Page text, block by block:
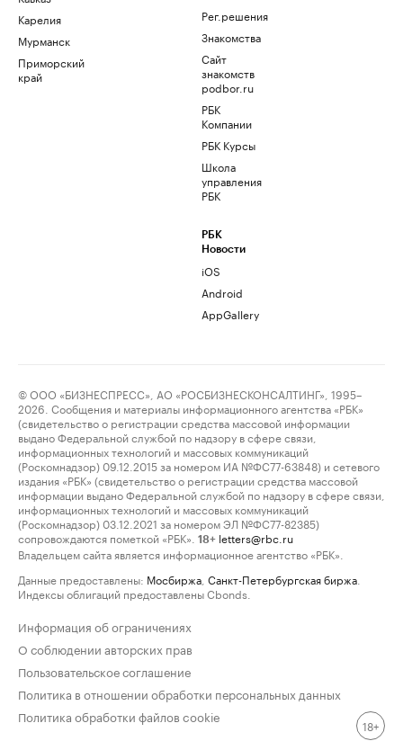
Карелия
Мурманск
Приморский
край
Рег.решения
Знакомства
Сайт
знакомств
podbor.ru
РБК
Компании
РБК Курсы
Школа
управления
РБК
РБК
Новости
iOS
Android
AppGallery
© ООО «БИЗНЕСПРЕСС», АО «РОСБИЗНЕСКОНСАЛТИНГ», 1995–
2026. Сообщения и материалы информационного агентства «РБК»
(свидетельство о регистрации средства массовой информации
выдано Федеральной службой по надзору в сфере связи,
информационных технологий и массовых коммуникаций
(Роскомнадзор) 09.12.2015 за номером ИА №ФС77-63848) и сетевого
издания «РБК» (свидетельство о регистрации средства массовой
информации выдано Федеральной службой по надзору в сфере связи,
информационных технологий и массовых коммуникаций
(Роскомнадзор) 03.12.2021 за номером ЭЛ №ФС77-82385)
сопровождаются пометкой «РБК».
18+ letters@rbc.ru
Владельцем сайта является информационное агентство «РБК».
Данные предоставлены: Мосбиржа Санкт-Петербургская биржа
Индексы облигаций предоставлены Cbonds.
Информация об ограничениях
О соблюдении авторских прав
Пользовательское соглашение
Политика в отношении обработки персональных данных
Политика обработки файлов cookie
18+